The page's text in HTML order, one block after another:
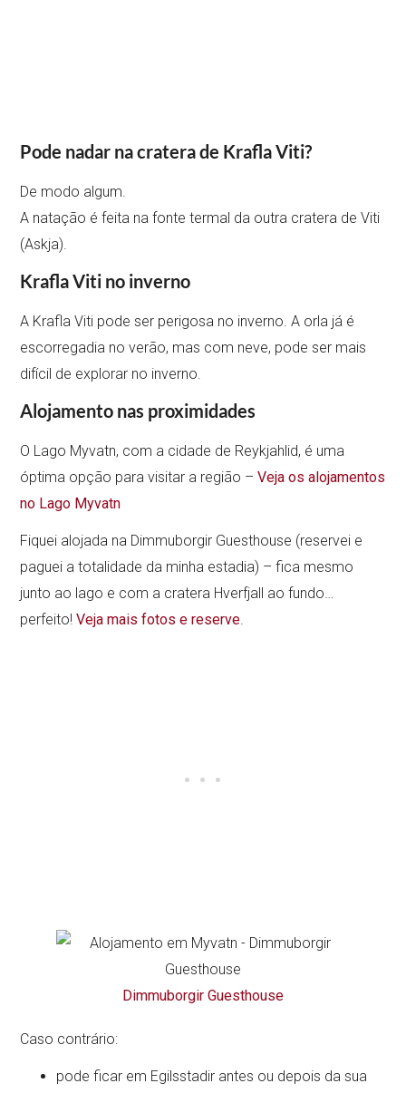
Pode nadar na cratera de Krafla Viti?
De modo algum.
A natação é feita na fonte termal da outra cratera de Viti
(Askja).
Krafla Viti no inverno
A Krafla Viti pode ser perigosa no inverno. A orla já é
escorregadia no verão, mas com neve, pode ser mais
difícil de explorar no inverno.
Alojamento nas proximidades
O Lago Myvatn, com a cidade de Reykjahlid, é uma
óptima opção para visitar a região – Veja os alojamentos
no Lago Myvatn
Fiquei alojada na Dimmuborgir Guesthouse (reservei e
paguei a totalidade da minha estadia) – fica mesmo
junto ao lago e com a cratera Hverfjall ao fundo…
perfeito!Veja mais fotos e reserve.
Dimmuborgir Guesthouse
Caso contrário:
pode ficar em Egilsstadir antes ou depois da sua